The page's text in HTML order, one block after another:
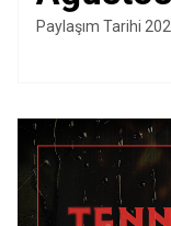
Paylaşım Tarihi